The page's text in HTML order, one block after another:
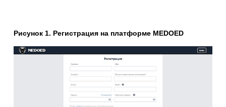
Рисунок 1. Регистрация на платформе MEDOED